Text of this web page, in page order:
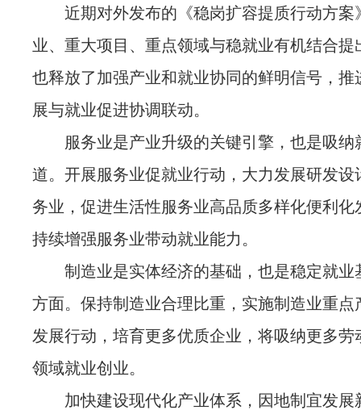
近期对外发布的《稳岗扩容提质行动方案
业、重大项目、重点领域与稳就业有机结合提
也释放了加强产业和就业协同的鲜明信号，推
展与就业促进协调联动。
服务业是产业升级的关键引擎，也是吸纳
道。开展服务业促就业行动，大力发展研发设
务业，促进生活性服务业高品质多样化便利化
持续增强服务业带动就业能力。
制造业是实体经济的基础，也是稳定就业
方面。保持制造业合理比重，实施制造业重点
发展行动，培育更多优质企业，将吸纳更多劳
领域就业创业。
加快建设现代化产业体系，因地制宜发展